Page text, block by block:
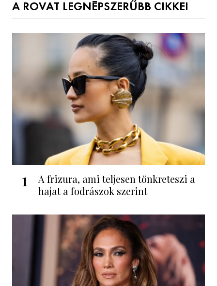
A ROVAT LEGNÉPSZERŰBB CIKKEI
1
A frizura, ami teljesen tönkreteszi a
hajat a fodrászok szerint